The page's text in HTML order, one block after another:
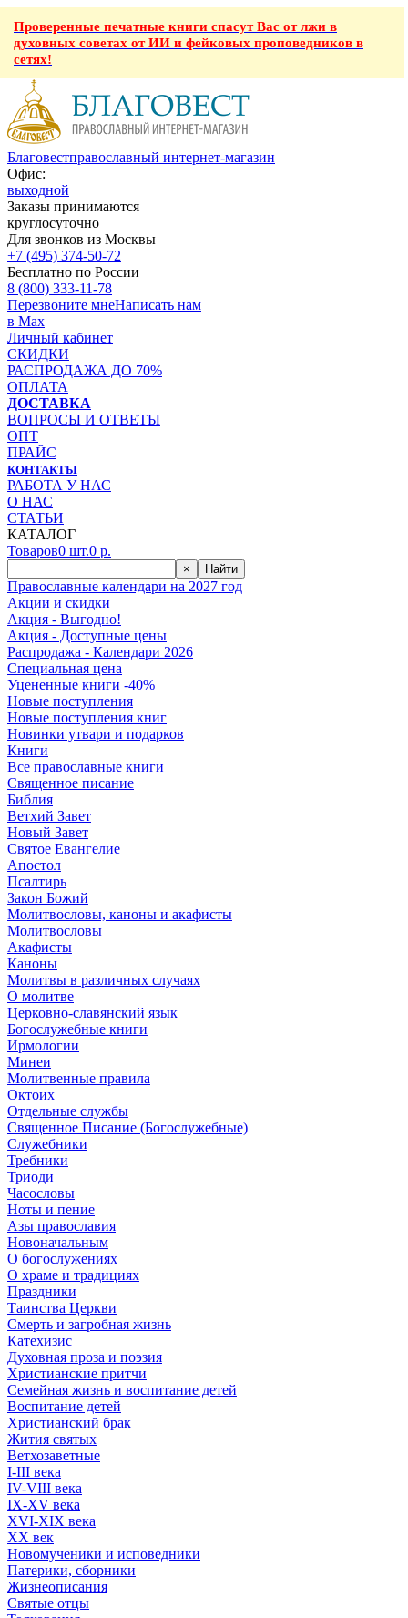
Проверенные печатные книги спасут Вас от лжи в
духовных советах от ИИ и фейковых проповедников в
сетях!
Благовестправославный интернет-магазин
Офис:
выходной
Заказы принимаются
круглосуточно
Для звонков из Москвы
+7 (495) 374-50-72
Бесплатно по России
8 (800) 333-11-78
Перезвоните мнеНаписать нам
в Max
Личный кабинет
СКИДКИ
РАСПРОДАЖА ДО 70%
ОПЛАТА
ДОСТАВКА
ВОПРОСЫ И ОТВЕТЫ
ОПТ
ПРАЙС
КОНТАКТЫ
РАБОТА У НАС
О НАС
СТАТЬИ
КАТАЛОГ
Товаров0 шт.0 р.
× Найти
Православные календари на 2027 год
Акции и скидки
Акция - Выгодно!
Акция - Доступные цены
Распродажа - Календари 2026
Специальная цена
Уцененные книги -40%
Новые поступления
Новые поступления книг
Новинки утвари и подарков
Книги
Все православные книги
Священное писание
Библия
Ветхий Завет
Новый Завет
Святое Евангелие
Апостол
Псалтирь
Закон Божий
Молитвословы, каноны и акафисты
Молитвословы
Акафисты
Каноны
Молитвы в различных случаях
О молитве
Церковно-славянский язык
Богослужебные книги
Ирмологии
Минеи
Молитвенные правила
Октоих
Отдельные службы
Священное Писание (Богослужебные)
Служебники
Требники
Триоди
Часословы
Ноты и пение
Азы православия
Новоначальным
О богослужениях
О храме и традициях
Праздники
Таинства Церкви
Смерть и загробная жизнь
Катехизис
Духовная проза и поэзия
Христианские притчи
Семейная жизнь и воспитание детей
Воспитание детей
Христианский брак
Жития святых
Ветхозаветные
I-III века
IV-VIII века
IX-XV века
XVI-XIX века
XX век
Новомученики и исповедники
Патерики, сборники
Жизнеописания
Святые отцы